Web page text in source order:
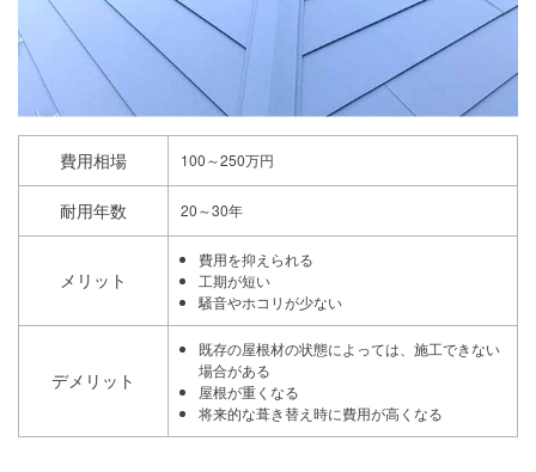
費用相場 100～250万円
耐用年数 20～30年
メリット
費用を抑えられる
工期が短い
騒音やホコリが少ない
デメリット
既存の屋根材の状態によっては、施工できない
場合がある
屋根が重くなる
将来的な葺き替え時に費用が高くなる